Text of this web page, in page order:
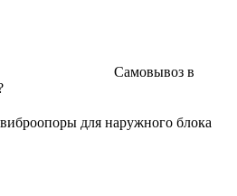
Самовывоз в
для наружного блока